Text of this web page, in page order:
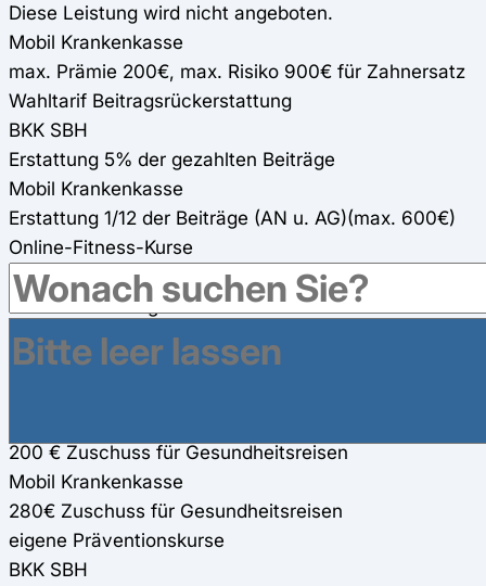
Diese Leistung wird nicht angeboten.
Mobil Krankenkasse
max. Prämie 200€, max. Risiko 900€ für Zahnersatz
Wahltarif Beitragsrückerstattung
BKK SBH
Erstattung 5% der gezahlten Beiträge
Mobil Krankenkasse
Erstattung 1/12 der Beiträge (AN u. AG)(max. 600€)
Online-Fitness-Kurse
BKK SBH
verschiedene eigene Online-Fitness-Kurse
Mobil Krankenkasse
1.200€ Zuschuss für zwei Online-Fitness-Kurse
200 € Zuschuss für Gesundheitsreisen
Mobil Krankenkasse
280€ Zuschuss für Gesundheitsreisen
eigene Präventionskurse
BKK SBH